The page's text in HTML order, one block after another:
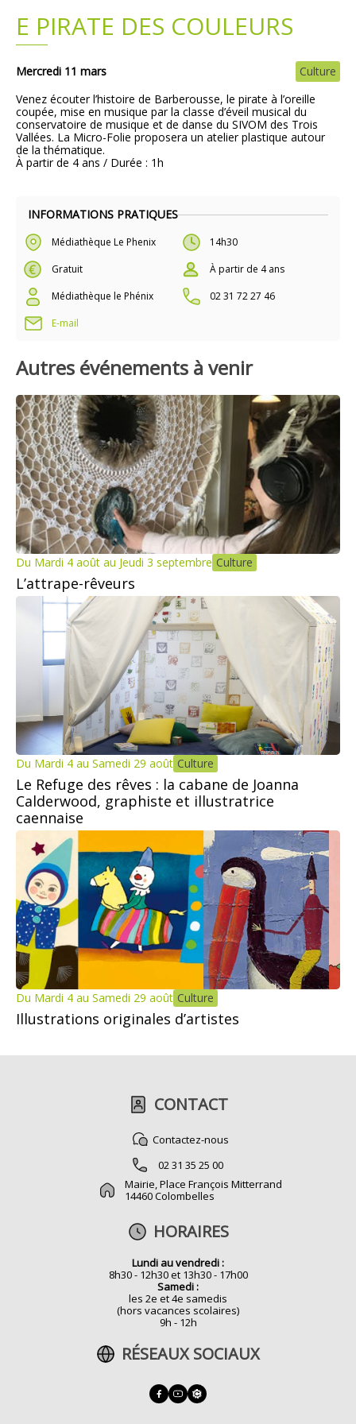
INFORMATIONS PRATIQUES
Médiathèque Le Phenix
14h30
Gratuit
À partir de 4 ans
Médiathèque le Phénix
02 31 72 27 46
E-mail
E PIRATE DES COULEURS
Mercredi 11 mars
Culture
Venez écouter l’histoire de Barberousse, le pirate à l’oreille
coupée, mise en musique par la classe d’éveil musical du
conservatoire de musique et de danse du SIVOM des Trois
Vallées. La Micro-Folie proposera un atelier plastique autour
de la thématique.
À partir de 4 ans / Durée : 1h
Autres événements à venir
Du Mardi 4 août au Jeudi 3 septembre Culture
L’attrape-rêveurs
Du Mardi 4 au Samedi 29 août Culture
Le Refuge des rêves : la cabane de Joanna
Calderwood, graphiste et illustratrice
caennaise
Du Mardi 4 au Samedi 29 août Culture
Illustrations originales d’artistes
CONTACT
Contactez-nous
02 31 35 25 00
Mairie, Place François Mitterrand
14460 Colombelles
HORAIRES
Lundi au vendredi :
8h30 - 12h30 et 13h30 - 17h00
Samedi :
les 2e et 4e samedis
(hors vacances scolaires)
9h - 12h
RÉSEAUX SOCIAUX
Plans
Demandes légales
Emploi
Marchés publics
Grands projets